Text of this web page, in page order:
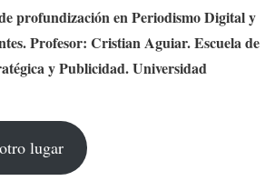
profundización en Periodismo Digital y
Profesor: Cristian Aguiar. Escuela de
y Publicidad. Universidad
lugar